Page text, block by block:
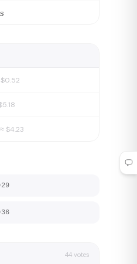
0.52
5.18
≈ $4.23
44 votes